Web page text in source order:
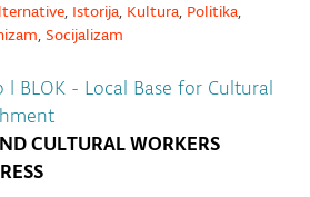
, Istorija, Kultura, Politika,
, Socijalizam
| BLOK - Local Base for Cultural
CULTURAL WORKERS